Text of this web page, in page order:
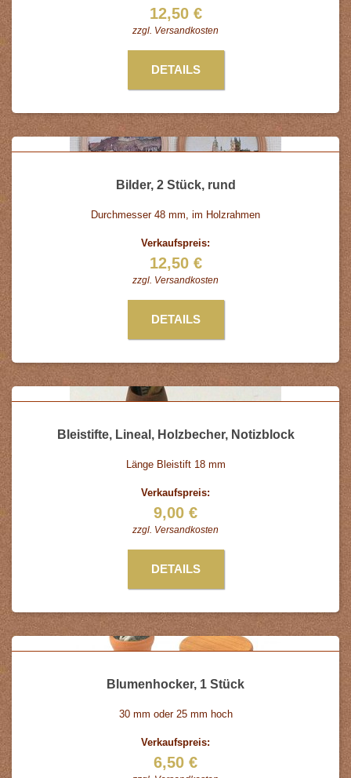
12,50 €
zzgl. Versandkosten
DETAILS
Bilder, 2 Stück, rund
Durchmesser 48 mm, im Holzrahmen
Verkaufspreis:
12,50 €
zzgl. Versandkosten
DETAILS
Bleistifte, Lineal, Holzbecher, Notizblock
Länge Bleistift 18 mm
Verkaufspreis:
9,00 €
zzgl. Versandkosten
DETAILS
Blumenhocker, 1 Stück
30 mm oder 25 mm hoch
Verkaufspreis:
6,50 €